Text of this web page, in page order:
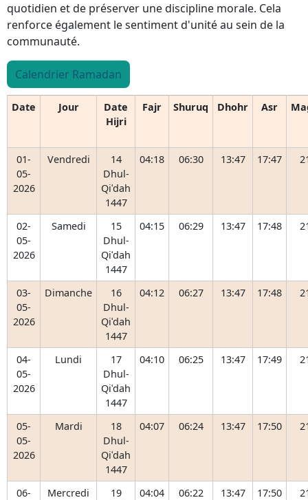
quotidien et de préserver une discipline morale. Cela
renforce également le sentiment d'unité au sein de la
communauté.
Calendrier Ramadan
Date Jour
Date
Hijri
Fajr Shuruq Dhohr Asr
01-
05-
2026
Vendredi
14
Dhul-
Qiʿdah
1447
04:18 06:30 13:47 17:47
02-
05-
2026
Samedi
15
Dhul-
Qiʿdah
1447
04:15 06:29 13:47 17:48
03-
05-
2026
Dimanche
16
Dhul-
Qiʿdah
1447
04:12 06:27 13:47 17:48
04-
05-
2026
Lundi
17
Dhul-
Qiʿdah
1447
04:10 06:25 13:47 17:49
05-
05-
2026
Mardi
18
Dhul-
Qiʿdah
1447
04:07 06:24 13:47 17:50
06-
Mercredi
19
04:04 06:22 13:47 17:50